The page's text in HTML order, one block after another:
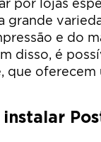
por lojas
grande
e do
disso, é
que